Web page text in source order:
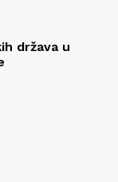
država u